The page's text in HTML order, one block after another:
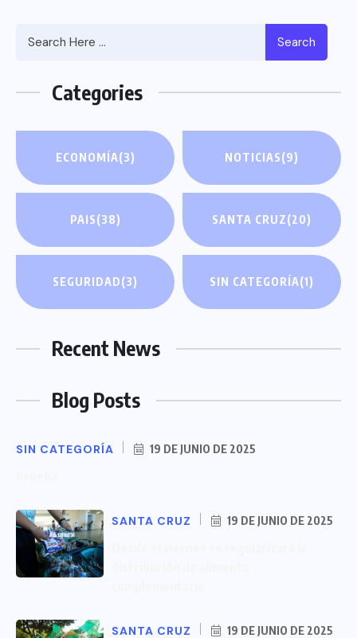
Search
Categories
ECONOMÍA(3) NOTICIAS(9)
PAIS(38) SANTA CRUZ(20)
SEGURIDAD(3) SIN CATEGORÍA(1)
Recent News
Blog Posts
SIN CATEGORÍA 19 DE JUNIO DE 2025
SANTA CRUZ 19 DE JUNIO DE 2025
SANTA CRUZ 19 DE JUNIO DE 2025